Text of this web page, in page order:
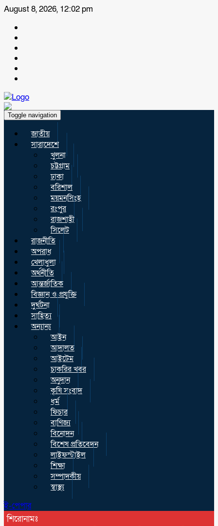
August 8, 2026, 12:02 pm
Toggle navigation
জাতীয়
সারাদেশে
খুলনা
চট্টগ্রাম
ঢাকা
বরিশাল
ময়মনসিংহ
রংপুর
রাজশাহী
সিলেট
রাজনীতি
অপরাধ
খেলাধুলা
অর্থনীতি
আন্তর্জাতিক
বিজ্ঞান ও প্রযুক্তি
দুর্ঘটনা
সাহিত্য
অন্যান্য
আইন
আদালত
আইটেম
চাকরির খবর
অনুদান
কৃষি সংবাদ
ধর্ম
ফিচার
বাণিজ্য
বিনোদন
বিশেষ প্রতিবেদন
লাইফস্টাইল
শিক্ষা
সম্পাদকীয়
স্বাস্থ্য
ই-পেপার
শিরোনামঃ